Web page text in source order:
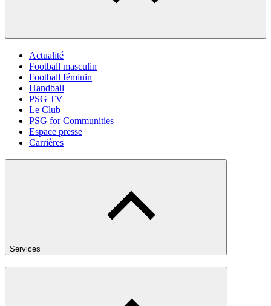
Actualité
Football masculin
Football féminin
Handball
PSG TV
Le Club
PSG for Communities
Espace presse
Carrières
Services